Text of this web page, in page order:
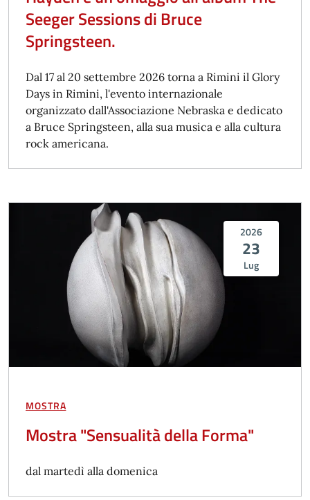
Seeger Sessions di Bruce
Springsteen.
Dal 17 al 20 settembre 2026 torna a Rimini il Glory
Days in Rimini, l'evento internazionale
organizzato dall'Associazione Nebraska e dedicato
a Bruce Springsteen, alla sua musica e alla cultura
rock americana.
2026
23
Lug
MOSTRA
Mostra "Sensualità della Forma"
dal martedì alla domenica